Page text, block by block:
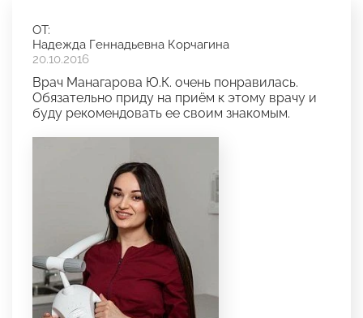
ОТ:
Надежда Геннадьевна Корчагина
20.10.2016
Врач Манагарова Ю.К. очень понравилась.
Обязательно приду на приём к этому врачу и
буду рекомендовать ее своим знакомым.